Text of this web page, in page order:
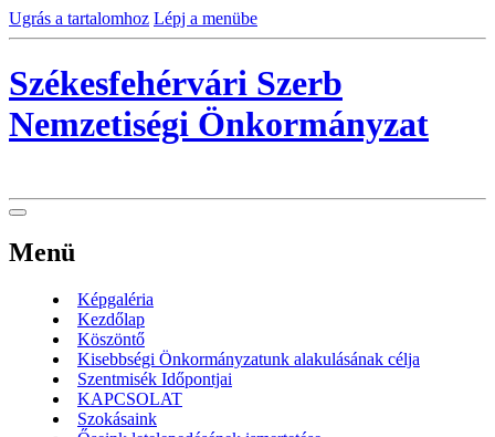
Ugrás a tartalomhoz Lépj a menübe
Székesfehérvári Szerb
Nemzetiségi Önkormányzat
Menü
Képgaléria
Kezdőlap
Köszöntő
Kisebbségi Önkormányzatunk alakulásának célja
Szentmisék Időpontjai
KAPCSOLAT
Szokásaink